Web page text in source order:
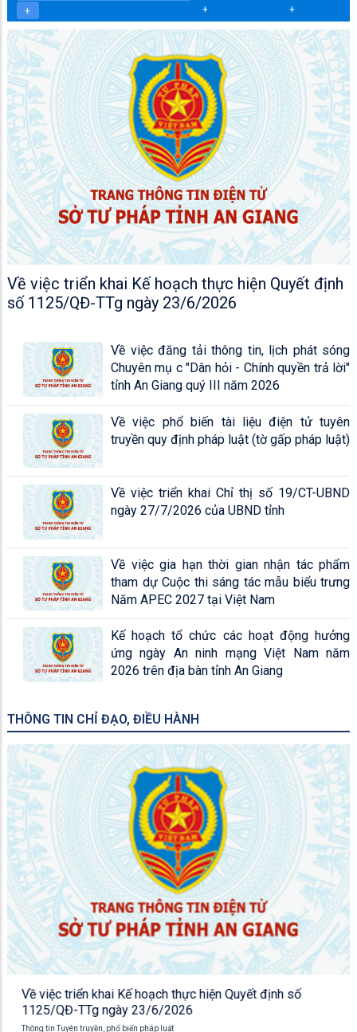
+
+
+
Về việc triển khai Kế hoạch thực hiện Quyết định
số 1125/QĐ-TTg ngày 23/6/2026
Về việc đăng tải thông tin, lịch phát sóng
Chuyên mụ c "Dân hỏi - Chính quyền trả lời"
tỉnh An Giang quý III năm 2026
Về việc phổ biến tài liệu điện tử tuyên
truyền quy định pháp luật (tờ gấp pháp luật)
Về việc triển khai Chỉ thị số 19/CT-UBND
ngày 27/7/2026 của UBND tỉnh
Về việc gia hạn thời gian nhận tác phẩm
tham dự Cuộc thi sáng tác mẫu biểu trưng
Năm APEC 2027 tại Việt Nam
Kế hoạch tổ chức các hoạt động hưởng
ứng ngày An ninh mạng Việt Nam năm
2026 trên địa bàn tỉnh An Giang
THÔNG TIN CHỈ ĐẠO, ĐIỀU HÀNH
Về việc triển khai Kế hoạch thực hiện Quyết định số
1125/QĐ-TTg ngày 23/6/2026
Thông tin Tuyên truyền, phổ biến pháp luật